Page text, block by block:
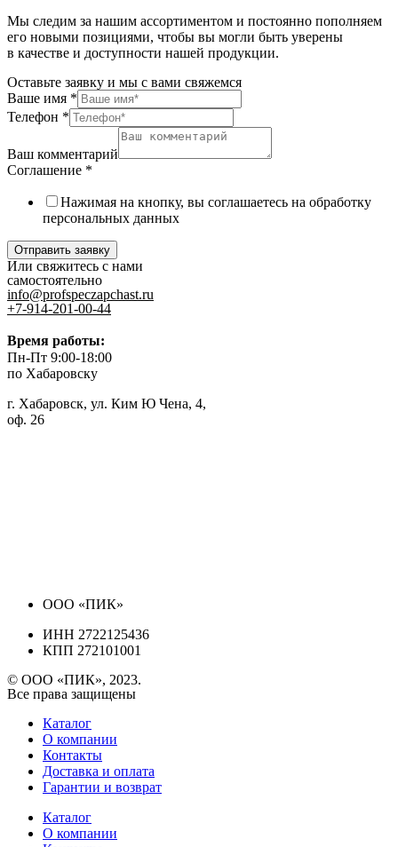
Мы следим за нашим ассортиментом и постоянно пополняем
его новыми позициями, чтобы вы могли быть уверены
в качестве и доступности нашей продукции.
Оставьте заявку и мы с вами свяжемся
Ваше имя *
Телефон *
Ваш комментарий
Соглашение *
Нажимая на кнопку, вы соглашаетесь на обработку
персональных данных
Отправить заявку
Или свяжитесь с нами
самостоятельно
info@profspeczapchast.ru
+7-914-201-00-44
Время работы:
Пн-Пт 9:00-18:00
по Хабаровску
г. Хабаровск, ул. Ким Ю Чена, 4,
оф. 26
ООО «ПИК»
ИНН 2722125436
КПП 272101001
© ООО «ПИК», 2023.
Все права защищены
Каталог
О компании
Контакты
Доставка и оплата
Гарантии и возврат
Каталог
О компании